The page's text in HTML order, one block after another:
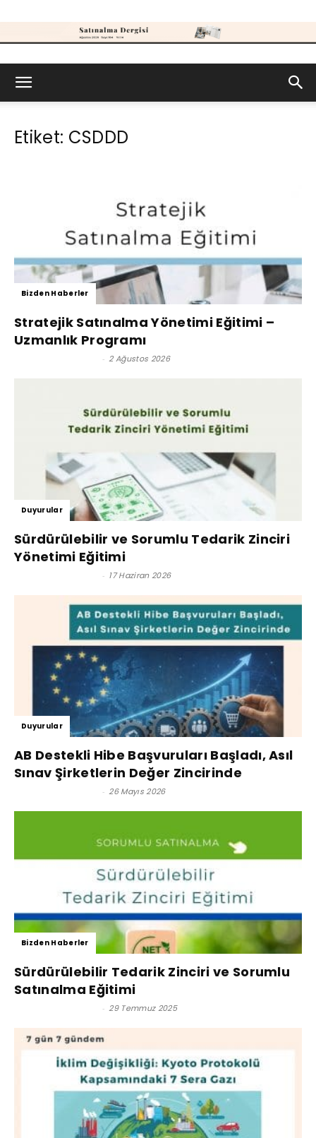
Etiket: CSDDD
Bizden Haberler
Stratejik Satınalma Yönetimi Eğitimi –
Uzmanlık Programı
- 2 Ağustos 2026
Duyurular
Sürdürülebilir ve Sorumlu Tedarik Zinciri
Yönetimi Eğitimi
- 17 Haziran 2026
Duyurular
AB Destekli Hibe Başvuruları Başladı, Asıl
Sınav Şirketlerin Değer Zincirinde
- 26 Mayıs 2026
Bizden Haberler
Sürdürülebilir Tedarik Zinciri ve Sorumlu
Satınalma Eğitimi
- 29 Temmuz 2025